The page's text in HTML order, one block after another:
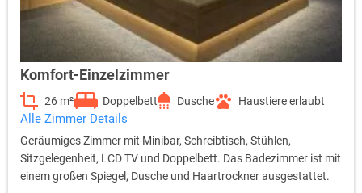
Komfort-Einzelzimmer
26 m² Doppelbett Dusche Haustiere erlaubt
Alle Zimmer Details
Geräumiges Zimmer mit Minibar, Schreibtisch, Stühlen,
Sitzgelegenheit, LCD TV und Doppelbett. Das Badezimmer ist mit
einem großen Spiegel, Dusche und Haartrockner ausgestattet.